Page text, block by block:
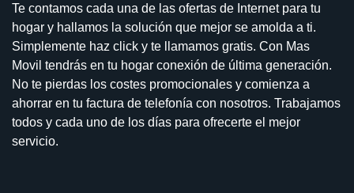
Te contamos cada una de las ofertas de Internet para tu
hogar y hallamos la solución que mejor se amolda a ti.
Simplemente haz click y te llamamos gratis. Con Mas
Movil tendrás en tu hogar conexión de última generación.
No te pierdas los costes promocionales y comienza a
ahorrar en tu factura de telefonía con nosotros. Trabajamos
todos y cada uno de los días para ofrecerte el mejor
servicio.